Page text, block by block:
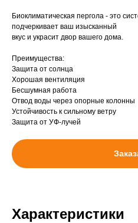
Биоклиматическая пергола - это
подчеркивает ваш изысканный
вкус и украсит двор вашего дома.
Преимущества:
Защита от солнца
Хорошая вентиляция
Бесшумная работа
Отвод воды через опорные колонны
Устойчивость к сильному ветру
Защита от УФ-лучей
Характеристики